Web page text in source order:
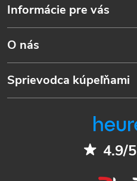
Informácie pre vás
O nás
Sprievodca kúpeľňami
4.9/5